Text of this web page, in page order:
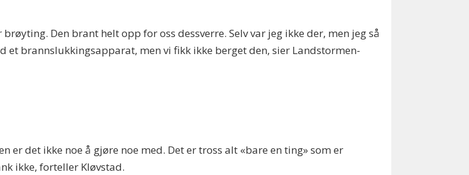
Den brant helt opp for oss dessverre. Selv var jeg ikke der, men jeg så
brannslukkingsapparat, men vi fikk ikke berget den, sier Landstormen-
er det ikke noe å gjøre noe med. Det er tross alt «bare en ting» som er
ikke, forteller Kløvstad.